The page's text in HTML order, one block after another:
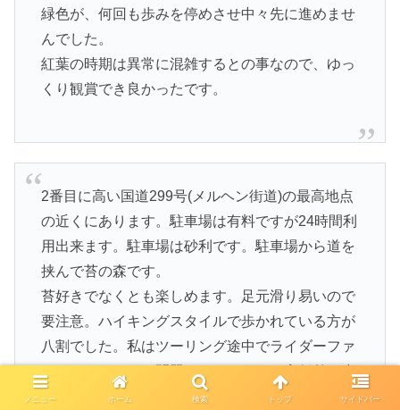
緑色が、何回も歩みを停めさせ中々先に進めませ
んでした。
紅葉の時期は異常に混雑するとの事なので、ゆっ
くり観賞でき良かったです。
2番目に高い国道299号(メルヘン街道)の最高地点
の近くにあります。駐車場は有料ですが24時間利
用出来ます。駐車場は砂利です。駐車場から道を
挟んで苔の森です。
苔好きでなくとも楽しめます。足元滑り易いので
要注意。ハイキングスタイルで歩かれている方が
八割でした。私はツーリング途中でライダーファ
ッションでしたが問題なかったです。高低差が少
ないので体力的にも問題ないですが、とにかく滑
メニュー ホーム 検索 トップ サイドバー